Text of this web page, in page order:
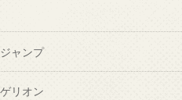
ャンプ
リオン